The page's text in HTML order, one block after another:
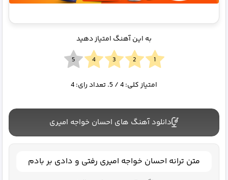
به این آهنگ امتیاز دهید
امتیاز کلی:4/ 5. تعداد رای: 4
دانلود آهنگ های احسان خواجه امیری
متن ترانه احسان خواجه امیری رفتی و دادی بر بادم